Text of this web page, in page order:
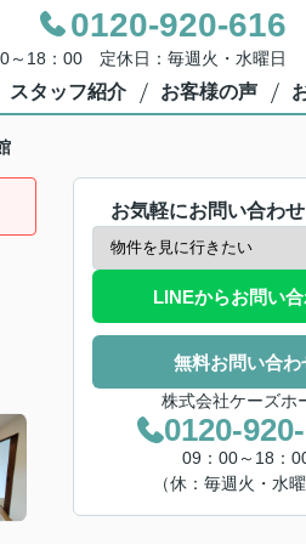
0120-920-616
～18：00 定休日：毎週火・水曜日
スタッフ紹介 お客様の声
お気軽にお問い合わ
LINEからお問い
無料お問い合わ
株式会社ケーズホ
0120-
09：00～18：
（休：毎週火・水曜